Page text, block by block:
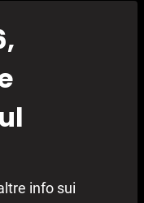
info sui